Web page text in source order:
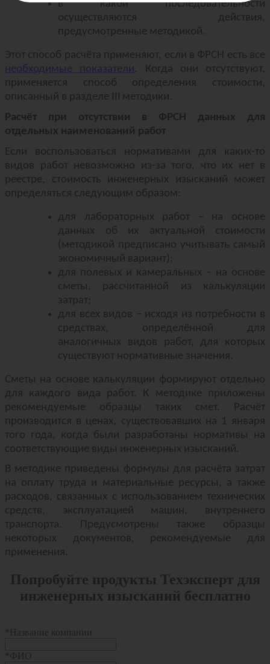
в какой последовательности
осуществляются действия,
предусмотренные методикой.
Этот способ расчёта применяют, если в ФРСН есть все
необходимые показатели. Когда они отсутствуют,
применяется способ определения стоимости,
описанный в разделе III методики.
Расчёт при отсутствии в ФРСН данных для
отдельных наименований работ
Если воспользоваться нормативами для каких-то
видов работ невозможно из-за того, что их нет в
реестре, стоимость инженерных изысканий может
определяться следующим образом:
для лабораторных работ – на основе
данных об их актуальной стоимости
(методикой предписано учитывать самый
экономичный вариант);
для полевых и камеральных – на основе
сметы, рассчитанной из калькуляции
затрат;
для всех видов – исходя из потребности в
средствах, определённой для
аналогичных видов работ, для которых
существуют нормативные значения.
Сметы на основе калькуляции формируют отдельно
для каждого вида работ. К методике приложены
рекомендуемые образцы таких смет. Расчёт
производится в ценах, существовавших на 1 января
того года, когда были разработаны нормативы на
соответствующие виды инженерных изысканий.
В методике приведены формулы для расчёта затрат
на оплату труда и материальные ресурсы, а также
расходов, связанных с использованием технических
средств, эксплуатацией машин, внутреннего
транспорта. Предусмотрены также образцы
некоторых документов, рекомендуемые для
применения.
Попробуйте продукты Техэксперт для
инженерных изысканий бесплатно
Название компании
ФИО